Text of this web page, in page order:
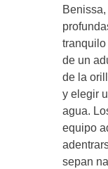
de un
de la
y elegir
agua.
equipo
sepan